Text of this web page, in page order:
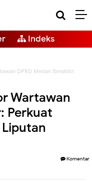
Indeks
DPRD Medan Berakhir:
Wartawan
Perkuat
Komentar